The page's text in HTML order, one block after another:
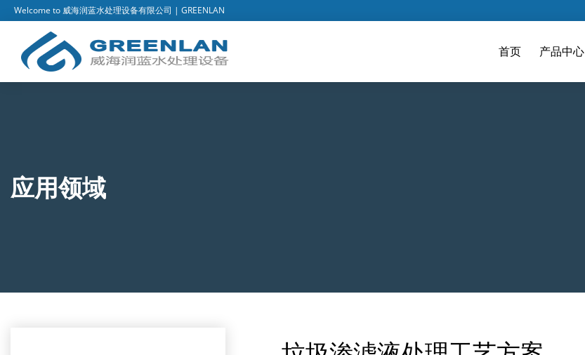
Welcome to 威海润蓝水处理设备有限公司 | GREENLAN
首页 产品中心
应用领域